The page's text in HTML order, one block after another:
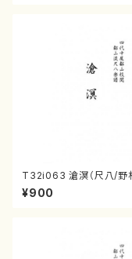
T32i063 滄溟（尺八/野
峰/尺八/都山式譜）都山
楽譜曲番:512
¥900